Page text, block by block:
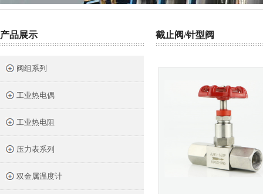
产品展示
阀组系列
工业热电偶
工业热电阻
压力表系列
双金属温度计
截止阀/针型阀